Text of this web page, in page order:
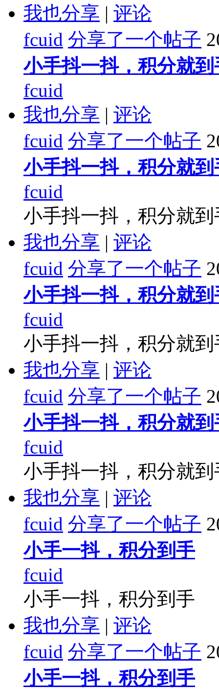
我也分享 | 评论
fcuid 分享了一个帖子
小手抖一抖，积分就到
fcuid
我也分享 | 评论
fcuid 分享了一个帖子
小手抖一抖，积分就到
fcuid
小手抖一抖，积分就到
我也分享 | 评论
fcuid 分享了一个帖子
小手抖一抖，积分就到
fcuid
小手抖一抖，积分就到
我也分享 | 评论
fcuid 分享了一个帖子
小手抖一抖，积分就到
fcuid
小手抖一抖，积分就到
我也分享 | 评论
fcuid 分享了一个帖子
小手一抖，积分到手
fcuid
小手一抖，积分到手
我也分享 | 评论
fcuid 分享了一个帖子
小手一抖，积分到手